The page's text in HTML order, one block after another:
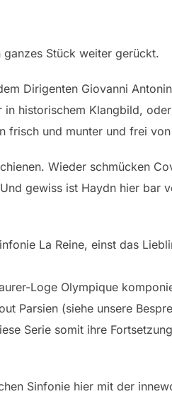
Stück weiter gerückt.
Dirigenten Giovanni
historischem Klangbild,
frisch und munter und frei
Wieder schmücken
gewiss ist Haydn hier bar
La Reine, einst das
Loge Olympique
Parsien (siehe unsere
Serie somit ihre
Sinfonie hier mit der